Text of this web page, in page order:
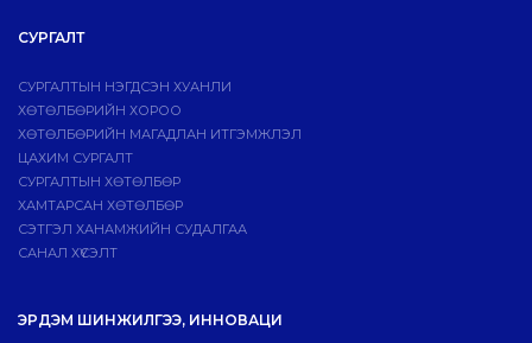
СУРГАЛТ
СУРГАЛТЫН НЭГДСЭН ХУАНЛИ
ХӨТӨЛБӨРИЙН ХОРОО
ХӨТӨЛБӨРИЙН МАГАДЛАН ИТГЭМЖЛЭЛ
ЦАХИМ СУРГАЛТ
СУРГАЛТЫН ХӨТӨЛБӨР
ХАМТАРСАН ХӨТӨЛБӨР
СЭТГЭЛ ХАНАМЖИЙН СУДАЛГАА
САНАЛ ХҮСЭЛТ
ЭРДЭМ ШИНЖИЛГЭЭ, ИННОВАЦИ